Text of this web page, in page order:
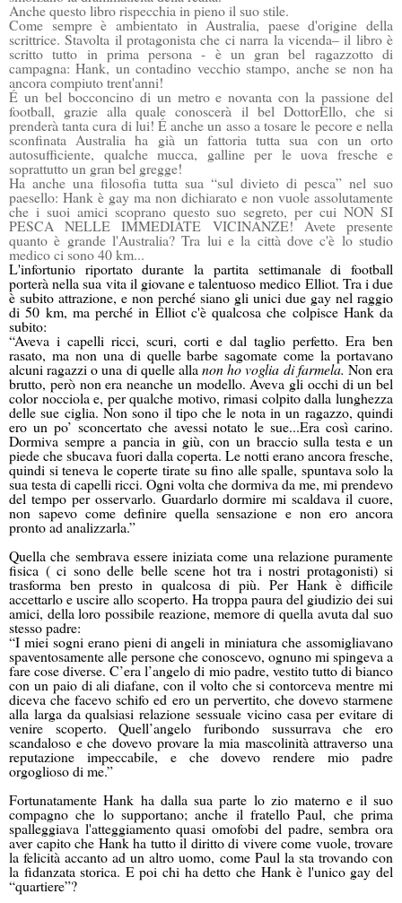
Anche questo libro rispecchia in pieno il suo stile.
Come sempre è ambientato in Australia, paese d'origine della
scrittrice. Stavolta il protagonista che ci narra la vicenda– il libro è
scritto tutto in prima persona - è un gran bel ragazzotto di
campagna: Hank, un contadino vecchio stampo, anche se non ha
ancora compiuto trent'anni!
É un bel bocconcino di un metro e novanta con la passione del
football, grazie alla quale conoscerà il bel DottorEllo, che si
prenderà tanta cura di lui! É anche un asso a tosare le pecore e nella
sconfinata Australia ha già un fattoria tutta sua con un orto
autosufficiente, qualche mucca, galline per le uova fresche e
soprattutto un gran bel gregge!
Ha anche una filosofia tutta sua “sul divieto di pesca” nel suo
paesello: Hank è gay ma non dichiarato e non vuole assolutamente
che i suoi amici scoprano questo suo segreto, per cui NON SI
PESCA NELLE IMMEDIATE VICINANZE! Avete presente
quanto è grande l'Australia? Tra lui e la città dove c'è lo studio
medico ci sono 40 km...
L'infortunio riportato durante la partita settimanale di football
porterà nella sua vita il giovane e talentuoso medico Elliot. Tra i due
è subito attrazione, e non perché siano gli unici due gay nel raggio
di 50 km, ma perché in Elliot c'è qualcosa che colpisce Hank da
subito:
“Aveva i capelli ricci, scuri, corti e dal taglio perfetto. Era ben
rasato, ma non una di quelle barbe sagomate come la portavano
alcuni ragazzi o una di quelle allanon ho voglia di farmela. Non era
brutto, però non era neanche un modello. Aveva gli occhi di un bel
color nocciola e, per qualche motivo, rimasi colpito dalla lunghezza
delle sue ciglia. Non sono il tipo che le nota in un ragazzo, quindi
ero un po’ sconcertato che avessi notato le sue...Era così carino.
Dormiva sempre a pancia in giù, con un braccio sulla testa e un
piede che sbucava fuori dalla coperta. Le notti erano ancora fresche,
quindi si teneva le coperte tirate su fino alle spalle, spuntava solo la
sua testa di capelli ricci. Ogni volta che dormiva da me, mi prendevo
del tempo per osservarlo. Guardarlo dormire mi scaldava il cuore,
non sapevo come definire quella sensazione e non ero ancora
pronto ad analizzarla.”
Quella che sembrava essere iniziata come una relazione puramente
fisica ( ci sono delle belle scene hot tra i nostri protagonisti) si
trasforma ben presto in qualcosa di più. Per Hank è difficile
accettarlo e uscire allo scoperto. Ha troppa paura del giudizio dei sui
amici, della loro possibile reazione, memore di quella avuta dal suo
stesso padre:
“I miei sogni erano pieni di angeli in miniatura che assomigliavano
spaventosamente alle persone che conoscevo, ognuno mi spingeva a
fare cose diverse. C’era l’angelo di mio padre, vestito tutto di bianco
con un paio di ali diafane, con il volto che si contorceva mentre mi
diceva che facevo schifo ed ero un pervertito, che dovevo starmene
alla larga da qualsiasi relazione sessuale vicino casa per evitare di
venire scoperto. Quell’angelo furibondo sussurrava che ero
scandaloso e che dovevo provare la mia mascolinità attraverso una
reputazione impeccabile, e che dovevo rendere mio padre
orgoglioso di me.”
Fortunatamente Hank ha dalla sua parte lo zio materno e il suo
compagno che lo supportano; anche il fratello Paul, che prima
spalleggiava l'atteggiamento quasi omofobi del padre, sembra ora
aver capito che Hank ha tutto il diritto di vivere come vuole, trovare
la felicità accanto ad un altro uomo, come Paul la sta trovando con
la fidanzata storica. E poi chi ha detto che Hank è l'unico gay del
“quartiere”?